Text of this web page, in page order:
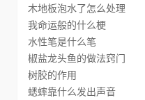
木地板泡水了怎么处理
我命运般的什么梗
水性笔是什么笔
椒盐龙头鱼的做法窍门
树胶的作用
蟋蟀靠什么发出声音